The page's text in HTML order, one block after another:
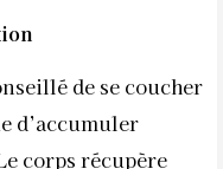
de se coucher
d’accumuler
corps récupère